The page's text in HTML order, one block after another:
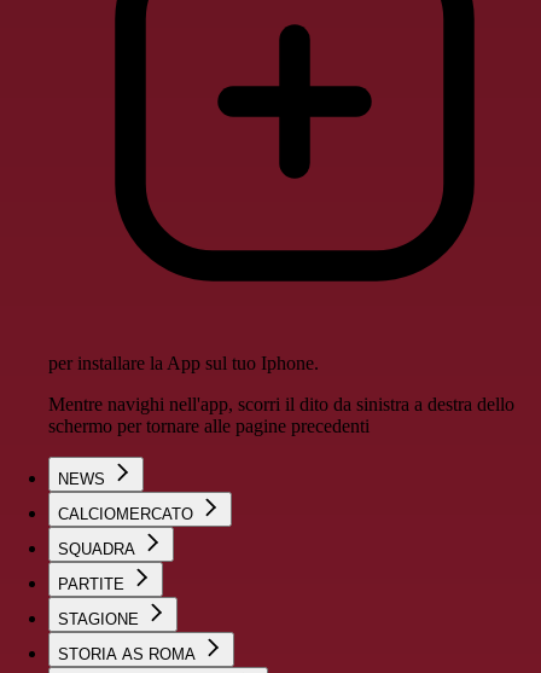
per installare la App sul tuo Iphone.
Mentre navighi nell'app, scorri il dito da sinistra a destra dello
schermo per tornare alle pagine precedenti
NEWS
CALCIOMERCATO
SQUADRA
PARTITE
STAGIONE
STORIA AS ROMA